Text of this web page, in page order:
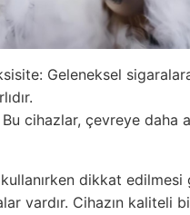
Geleneksel
cihazlar, çevreye daha
dikkat edilmesi
vardır. Cihazın kaliteli